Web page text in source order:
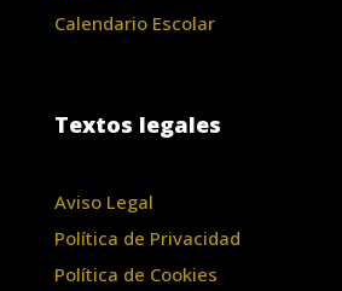
Calendario Escolar
Textos legales
Aviso Legal
Política de Privacidad
Política de Cookies